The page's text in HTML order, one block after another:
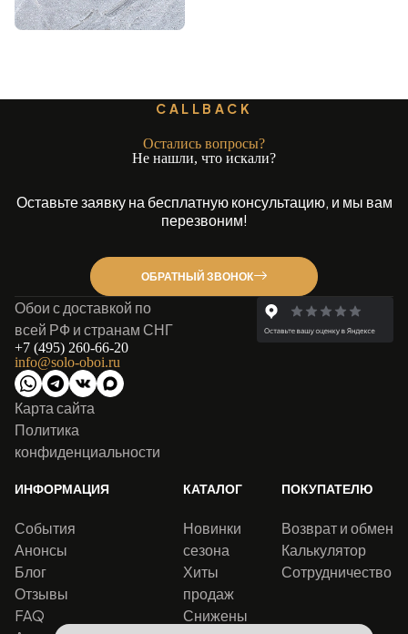
CALLBACK
Остались вопросы?
Не нашли, что искали?
Оставьте заявку на бесплатную консультацию, и мы вам
перезвоним!
ОБРАТНЫЙ ЗВОНОК
Обои с доставкой по
всей РФ и странам СНГ
+7 (495) 260-66-20
info@solo-oboi.ru
Карта сайта
Политика
конфиденциальности
ИНФОРМАЦИЯ
События
Анонсы
Блог
Отзывы
FAQ
КАТАЛОГ
Новинки
сезона
Хиты
продаж
Снижены
ПОКУПАТЕЛЮ
Возврат и обмен
Калькулятор
Сотрудничество